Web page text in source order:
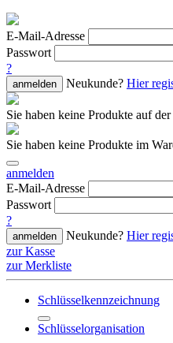
E-Mail-Adresse
Passwort
?
anmelden Neukunde? Hier
Sie haben keine Produkte auf
Sie haben keine Produkte im
anmelden
E-Mail-Adresse
Passwort
?
anmelden Neukunde? Hier
zur Kasse
zur Merkliste
Schlüsselkennzeichnung
Schlüsselorganisation